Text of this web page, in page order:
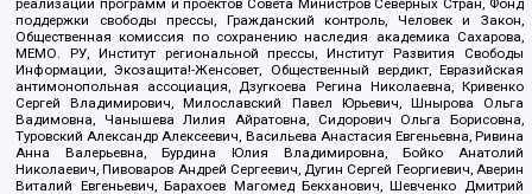
реализации программ и проектов Совета Министров Северных Стран, Фонд
поддержки свободы прессы, Гражданский контроль, Человек и Закон,
Общественная комиссия по сохранению наследия академика Сахарова,
МЕМО. РУ, Институт региональной прессы, Институт Развития Свободы
Информации, Экозащита!-Женсовет, Общественный вердикт, Евразийская
антимонопольная ассоциация, Дзугкоева Регина Николаевна, Кривенко
Сергей Владимирович, Милославский Павел Юрьевич, Шнырова Ольга
Вадимовна, Чанышева Лилия Айратовна, Сидорович Ольга Борисовна,
Туровский Александр Алексеевич, Васильева Анастасия Евгеньевна, Ривина
Анна Валерьевна, Бурдина Юлия Владимировна, Бойко Анатолий
Николаевич, Пивоваров Андрей Сергеевич, Дугин Сергей Георгиевич, Аверин
Виталий Евгеньевич, Барахоев Магомед Бекханович, Шевченко Дмитрий